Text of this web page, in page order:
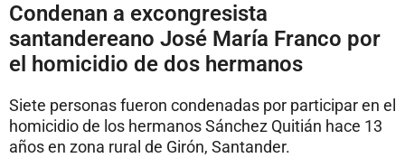
Condenan a excongresista
santandereano José María Franco por
el homicidio de dos hermanos
Siete personas fueron condenadas por participar en el
homicidio de los hermanos Sánchez Quitián hace 13
años en zona rural de Girón, Santander.